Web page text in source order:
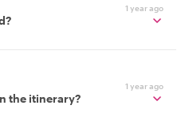
1 year ago
1 year ago
the itinerary?